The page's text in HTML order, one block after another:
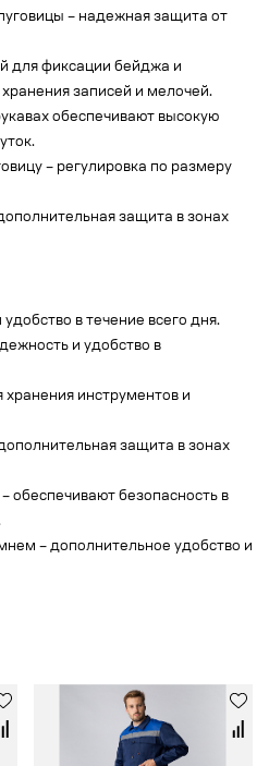
– надежная защита от
для фиксации бейджа и
записей и мелочей.
обеспечивают высокую
– регулировка по размеру
защита в зонах
в течение всего дня.
и удобство в
инструментов и
защита в зонах
обеспечивают безопасность в
– дополнительное удобство и